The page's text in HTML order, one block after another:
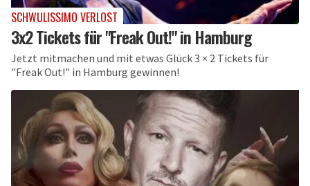
SCHWULISSIMO VERLOST
3x2 Tickets für "Freak Out!" in Hamburg
Jetzt mitmachen und mit etwas Glück 3 × 2 Tickets für
"Freak Out!" in Hamburg gewinnen!